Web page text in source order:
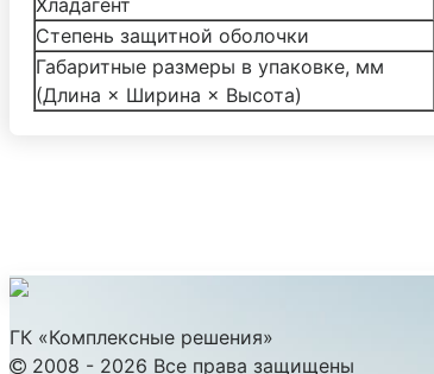
Степень защитной оболочки
Габаритные размеры в упаковке, мм
(Длина × Ширина × Высота)
ГК «Комплексные решения»
2008 - 2026 Все права защищены